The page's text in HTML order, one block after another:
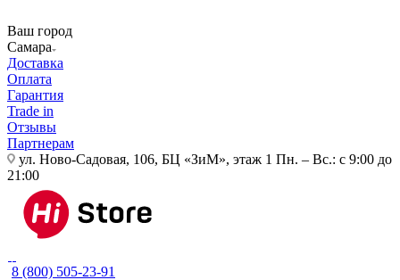
Ваш город
Самара
Доставка
Оплата
Гарантия
Trade in
Отзывы
Партнерам
ул. Ново-Садовая, 106, БЦ «ЗиМ», этаж 1 Пн. – Вс.: с 9:00 до
21:00
8 (800) 505-23-91